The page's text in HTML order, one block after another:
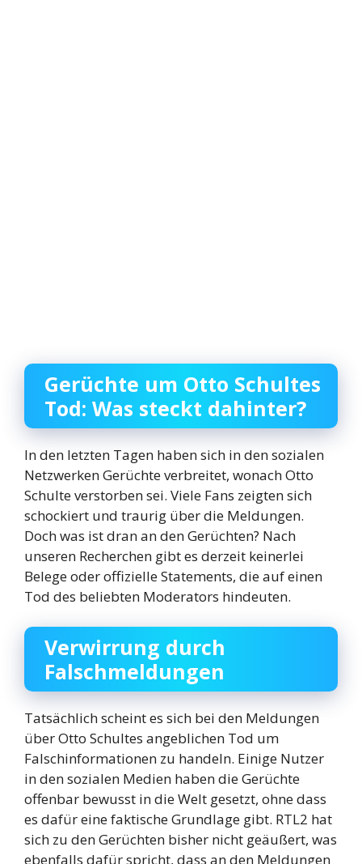
Gerüchte um Otto Schultes
Tod: Was steckt dahinter?
In den letzten Tagen haben sich in den sozialen
Netzwerken Gerüchte verbreitet, wonach Otto
Schulte verstorben sei. Viele Fans zeigten sich
schockiert und traurig über die Meldungen.
Doch was ist dran an den Gerüchten? Nach
unseren Recherchen gibt es derzeit keinerlei
Belege oder offizielle Statements, die auf einen
Tod des beliebten Moderators hindeuten.
Verwirrung durch
Falschmeldungen
Tatsächlich scheint es sich bei den Meldungen
über Otto Schultes angeblichen Tod um
Falschinformationen zu handeln. Einige Nutzer
in den sozialen Medien haben die Gerüchte
offenbar bewusst in die Welt gesetzt, ohne dass
es dafür eine faktische Grundlage gibt. RTL2 hat
sich zu den Gerüchten bisher nicht geäußert, was
ebenfalls dafür spricht, dass an den Meldungen